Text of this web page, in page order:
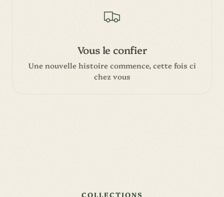
Vous le confier
Une nouvelle histoire commence, cette fois ci
chez vous
COLLECTIONS